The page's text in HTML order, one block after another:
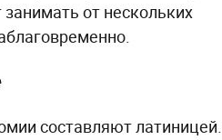
от нескольких
составляют латиницей.